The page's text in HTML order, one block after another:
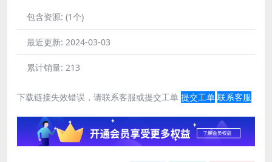
包含资源: (1个)
最近更新: 2024-03-03
累计销量: 213
下载链接失效错误，请联系客服或提交工单 提交工单 联系客服